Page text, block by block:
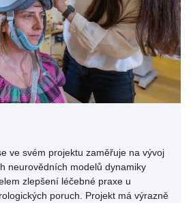
ve svém projektu zaměřuje na vývoj
neurovědních modelů dynamiky
zlepšení léčebné praxe u
poruch. Projekt má výrazně